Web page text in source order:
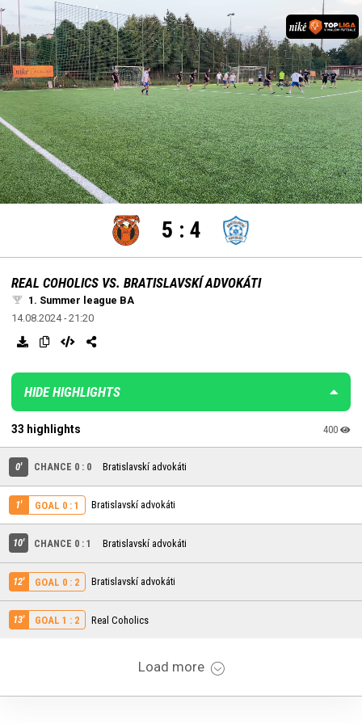
Unmute Loaded:
100.00%
settings edit
5 : 4
REAL COHOLICS VS. BRATISLAVSKÍ ADVOKÁTI
1. Summer league BA
14.08.2024 - 21:20
HIDE HIGHLIGHTS
33 highlights 400
0' CHANCE 0 : 0 Bratislavskí advokáti
1' GOAL 0 : 1 Bratislavskí advokáti
10' CHANCE 0 : 1 Bratislavskí advokáti
12' GOAL 0 : 2 Bratislavskí advokáti
13' GOAL 1 : 2 Real Coholics
Load more